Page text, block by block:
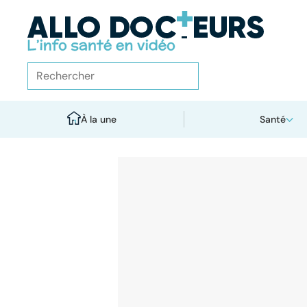
À la une Santé